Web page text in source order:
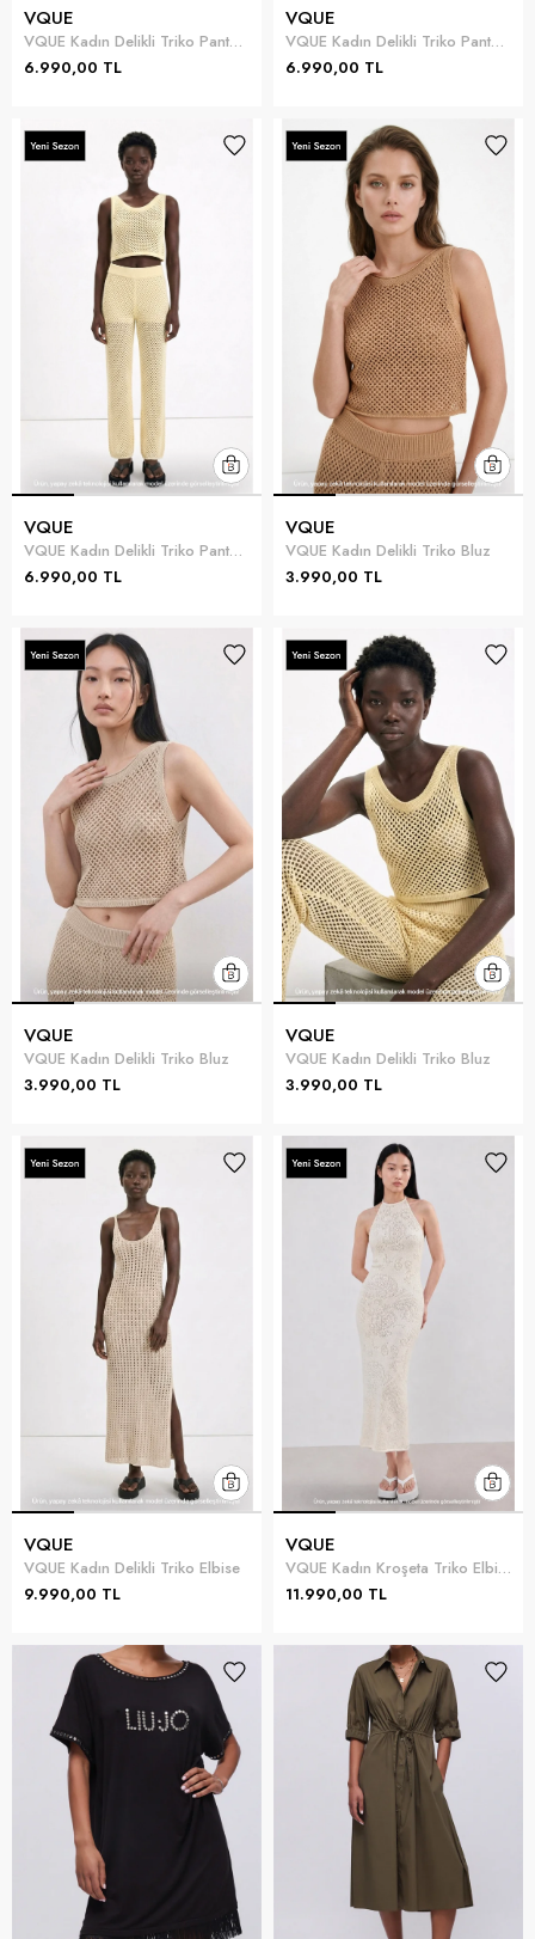
VQUE
VQUE Kadın Delikli Triko Pantolon
6.990,00 TL
VQUE
VQUE Kadın Delikli Triko Pantolon
6.990,00 TL
VQUE
VQUE Kadın Delikli Triko Pantolon
6.990,00 TL
VQUE
VQUE Kadın Delikli Triko Bluz
3.990,00 TL
VQUE
VQUE Kadın Delikli Triko Bluz
3.990,00 TL
VQUE
VQUE Kadın Delikli Triko Bluz
3.990,00 TL
VQUE
VQUE Kadın Delikli Triko Elbise
9.990,00 TL
VQUE
VQUE Kadın Kroşeta Triko Elbise
11.990,00 TL